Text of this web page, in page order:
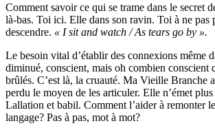
Comment savoir ce qui se trame dans le secret
là-bas. Toi ici. Elle dans son ravin. Toi à ne pas
descendre. « I sit and watch / As tears go by ».
Le besoin vital d’établir des connexions même
diminué, conscient, mais oh combien conscient
brûlés. C’est là, la cruauté. Ma Vieille Branche
perdu le moyen de les articuler. Elle n’émet
Lallation et babil. Comment l’aider à remonter
langage? Pas à pas, mot à mot?